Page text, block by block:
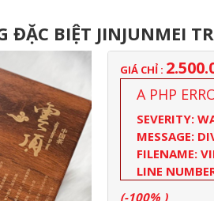
ĐẶC BIỆT JINJUNMEI
GIÁ CHỈ :
A PHP
SEVERITY:
MESSAGE:
FILENAME:
LINE
(-100% )